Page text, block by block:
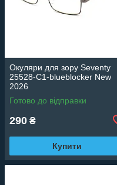
Окуляри для зору Seventy
25528-C1-blueblocker New
2026
Готово до відправки
290 ₴
Купити